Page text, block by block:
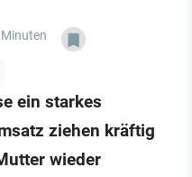
ein starkes
ziehen kräftig
wieder